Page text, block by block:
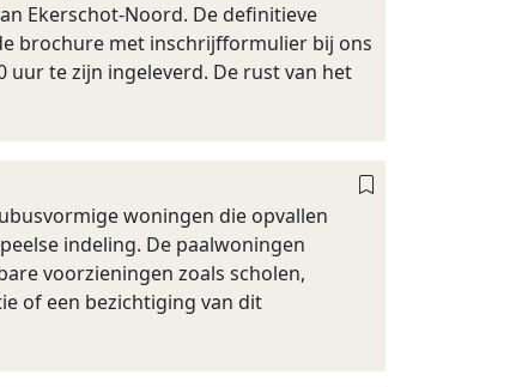
Ekerschot-Noord. De definitieve
brochure met inschrijfformulier bij ons
uur te zijn ingeleverd. De rust van het
woningen die opvallen
indeling. De paalwoningen
voorzieningen zoals scholen,
of een bezichtiging van dit